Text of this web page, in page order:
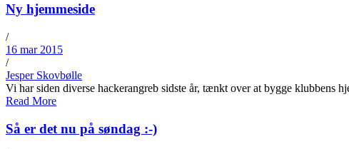
Ny hjemmeside
/
16 mar 2015
/
Jesper Skovbølle
Vi har siden diverse hackerangreb sidste år, tænkt over at bygge klubbens
Read More
Så er det nu på søndag :-)